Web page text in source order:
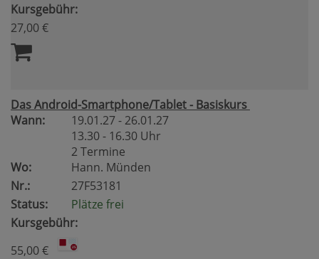
Kursgebühr:
27,00 €
Das Android-Smartphone/Tablet - Basiskurs
Wann:
19.01.27 - 26.01.27
13.30 - 16.30 Uhr
2 Termine
Wo:
Hann. Münden
Nr.:
27F53181
Status:
Plätze frei
Kursgebühr:
55,00 €